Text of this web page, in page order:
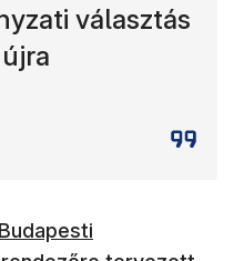
választás
nyílik meg)